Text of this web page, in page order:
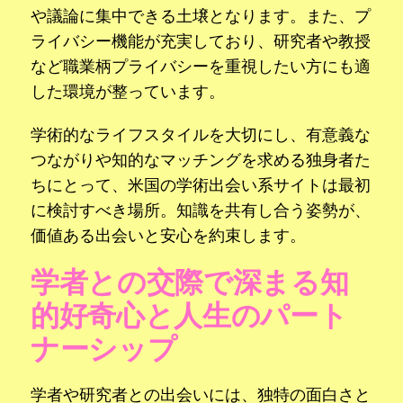
や議論に集中できる土壌となります。また、プ
ライバシー機能が充実しており、研究者や教授
など職業柄プライバシーを重視したい方にも適
した環境が整っています。
学術的なライフスタイルを大切にし、有意義な
つながりや知的なマッチングを求める独身者た
ちにとって、米国の学術出会い系サイトは最初
に検討すべき場所。知識を共有し合う姿勢が、
価値ある出会いと安心を約束します。
学者との交際で深まる知
的好奇心と人生のパート
ナーシップ
学者や研究者との出会いには、独特の面白さと